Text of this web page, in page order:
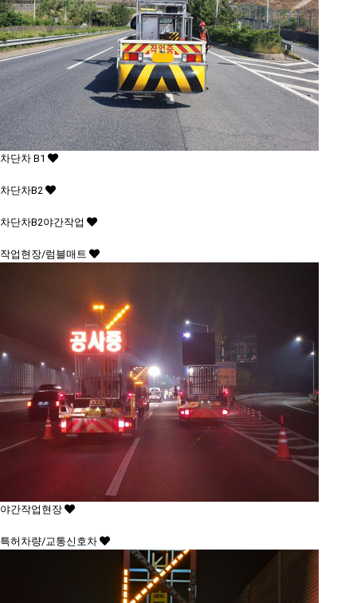
차단차 B1
차단차B2
차단차B2야간작업
작업현장/럼블매트
야간작업현장
특허차량/교통신호차